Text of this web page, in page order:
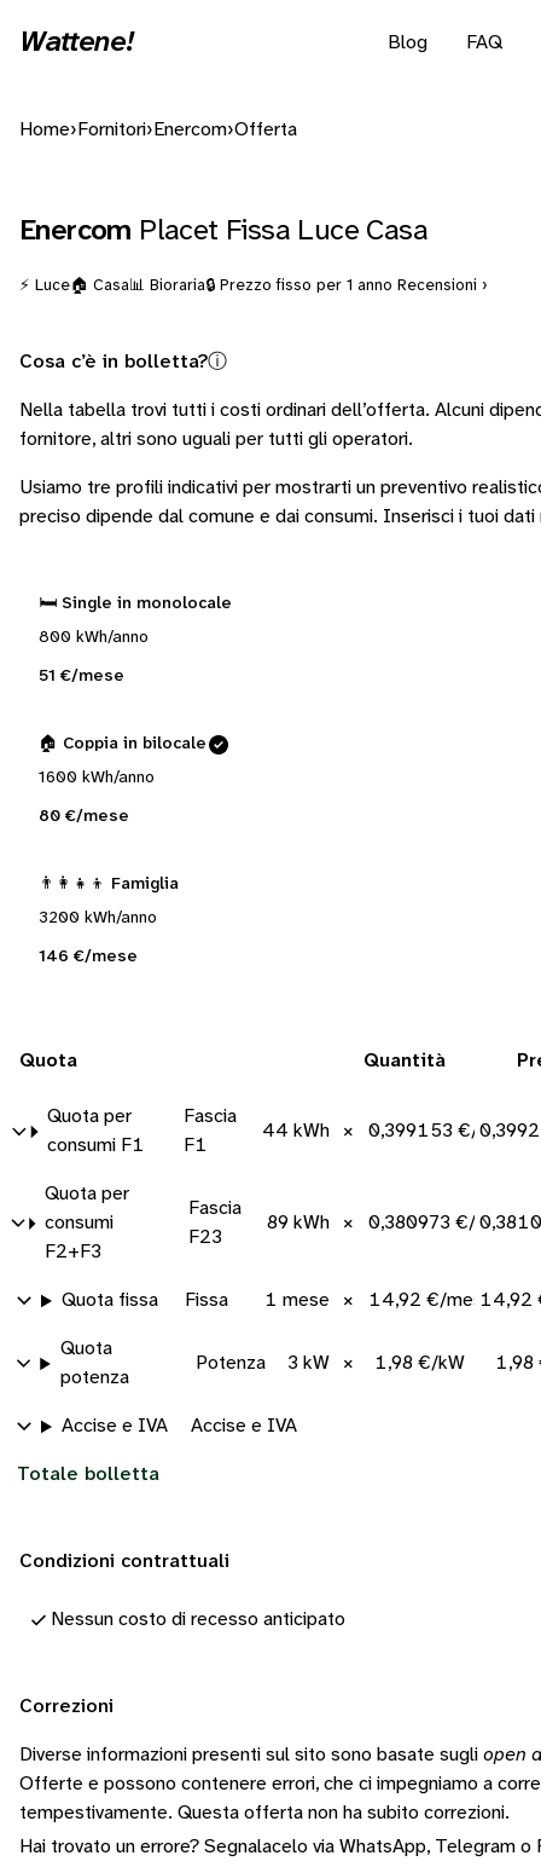
Wattene! Blog FAQ
Home› Fornitori› Enercom›Offerta
Enercom Placet Fissa Luce Casa
⚡ Luce🏠 Casa📊 Bioraria🔒 Prezzo fisso per 1 anno Recensioni ›
Cosa c’è in bolletta?ⓘ
Nella tabella trovi tutti i costi ordinari dell’offerta. Alcuni
fornitore, altri sono uguali per tutti gli operatori.
Usiamo tre profili indicativi per mostrarti un preventivo
preciso dipende dal comune e dai consumi. Inserisci i tuoi
🛏️ Single in monolocale
800 kWh/anno
51 €/mese
🏠 Coppia in bilocale
1600 kWh/anno
80 €/mese
👨‍👩‍👧‍👦 Famiglia
3200 kWh/anno
146 €/mese
Quota Quantità
Quota per
consumi F1
Fascia
F1
44 kWh × 0,399153 €/kWh
Quota per
consumi
F2+F3
Fascia
F23
89 kWh × 0,380973 €/kWh
Quota fissa Fissa 1 mese × 14,92 €/mese14,92
Quota
potenza
Potenza 3 kW × 1,98 €/kW 1,98
Accise e IVA Accise e IVA
Totale bolletta
Condizioni contrattuali
Nessun costo di recesso anticipato
Correzioni
Diverse informazioni presenti sul sito sono basate sugli open
Offerte e possono contenere errori, che ci impegniamo a
tempestivamente. Questa offerta non ha subito correzioni.
Hai trovato un errore? Segnalacelo via WhatsApp, Telegram o